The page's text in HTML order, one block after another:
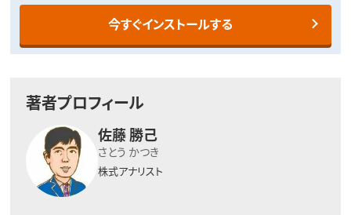
今すぐインストールする
著者プロフィール
佐藤 勝己
さとう かつき
株式アナリスト